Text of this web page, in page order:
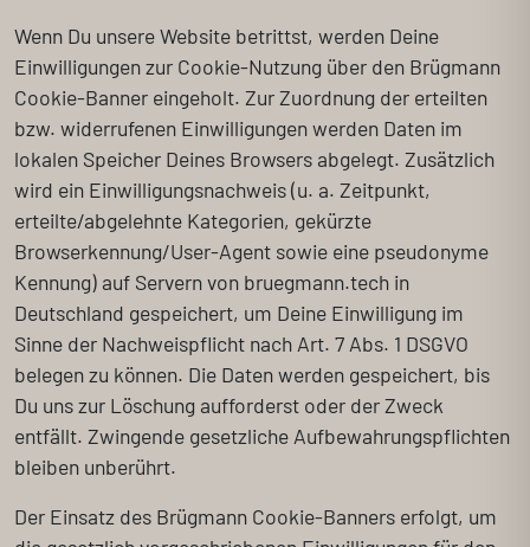
Wenn Du unsere Website betrittst, werden Deine
Einwilligungen zur Cookie-Nutzung über den Brügmann
Cookie-Banner eingeholt. Zur Zuordnung der erteilten
bzw. widerrufenen Einwilligungen werden Daten im
lokalen Speicher Deines Browsers abgelegt. Zusätzlich
wird ein Einwilligungsnachweis (u. a. Zeitpunkt,
erteilte/abgelehnte Kategorien, gekürzte
Browserkennung/User-Agent sowie eine pseudonyme
Kennung) auf Servern von bruegmann.tech in
Deutschland gespeichert, um Deine Einwilligung im
Sinne der Nachweispflicht nach Art. 7 Abs. 1 DSGVO
belegen zu können. Die Daten werden gespeichert, bis
Du uns zur Löschung aufforderst oder der Zweck
entfällt. Zwingende gesetzliche Aufbewahrungspflichten
bleiben unberührt.
Der Einsatz des Brügmann Cookie-Banners erfolgt, um